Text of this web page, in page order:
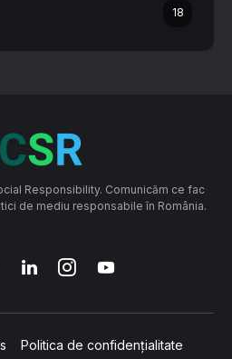
18
Responsibility. Comunicăm ce fac
de mediu responsabile în România.
Politica de confidențialitate